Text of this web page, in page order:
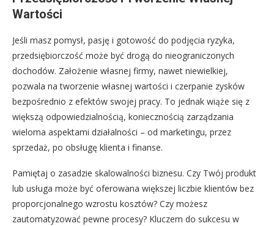
Wartości
Jeśli masz pomysł, pasję i gotowość do podjęcia ryzyka,
przedsiębiorczość może być drogą do nieograniczonych
dochodów. Założenie własnej firmy, nawet niewielkiej,
pozwala na tworzenie własnej wartości i czerpanie zysków
bezpośrednio z efektów swojej pracy. To jednak wiąże się z
większą odpowiedzialnością, koniecznością zarządzania
wieloma aspektami działalności – od marketingu, przez
sprzedaż, po obsługę klienta i finanse.
Pamiętaj o zasadzie skalowalności biznesu. Czy Twój produkt
lub usługa może być oferowana większej liczbie klientów bez
proporcjonalnego wzrostu kosztów? Czy możesz
zautomatyzować pewne procesy? Kluczem do sukcesu w